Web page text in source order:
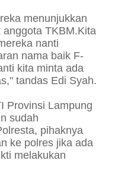
menunjukkan
TKBM.Kita
nanti
nama baik F-
kita minta ada
tandas Edi Syah.
Provinsi Lampung
sudah
pihaknya
ke polres jika ada
melakukan